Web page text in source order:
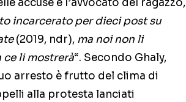
accuse è l’avvocato del ragazzo,
incarcerato per dieci post su
(2019, ndr), ma noi non li
ce li mostrerà“. Secondo Ghaly,
arresto è frutto del clima di
alla protesta lanciati